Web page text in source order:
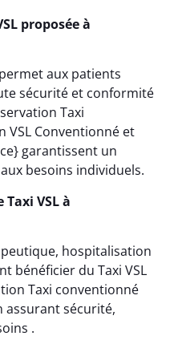
proposée à
aux patients
sécurité et conformité
Taxi
VSL Conventionné et
garantissent un
besoins individuels.
VSL à
hospitalisation
bénéficier du Taxi VSL
Taxi conventionné
assurant sécurité,
.